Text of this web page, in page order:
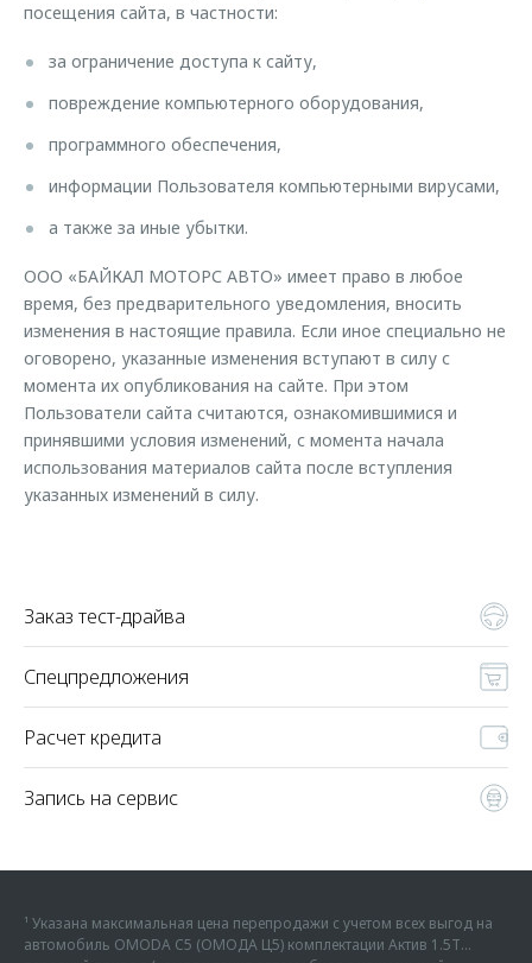
посещения сайта, в частности:
за ограничение доступа к сайту,
повреждение компьютерного оборудования,
программного обеспечения,
информации Пользователя компьютерными вирусами,
а также за иные убытки.
ООО «БАЙКАЛ МОТОРС АВТО» имеет право в любое
время, без предварительного уведомления, вносить
изменения в настоящие правила. Если иное специально не
оговорено, указанные изменения вступают в силу с
момента их опубликования на сайте. При этом
Пользователи сайта считаются, ознакомившимися и
принявшими условия изменений, с момента начала
использования материалов сайта после вступления
указанных изменений в силу.
Заказ тест-драйва
Спецпредложения
Расчет кредита
Запись на сервис
¹ Указана максимальная цена перепродажи с учетом всех выгод на
автомобиль OMODA C5 (ОМОДА Ц5) комплектации Актив 1.5Т